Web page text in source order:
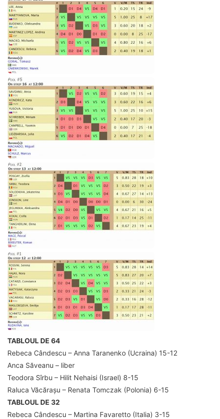
TABLOUL DE 64
Rebeca Cândescu – Anna Taranenko (Ucraina) 15-12
Anca Săveanu – liber
Teodora Sîrbu – Hilit Nehaisi (Israel) 8-15
Raluca Văcărașu – Renata Tomczak (Polonia) 6-15
TABLOUL DE 32
Rebeca Cândescu – Martina Favaretto (Italia) 3-15